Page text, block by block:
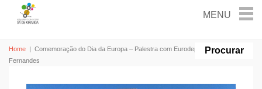
Home | Comemoração do Dia da Europa – Palestra com Eurodeputado José Manuel
Fernandes